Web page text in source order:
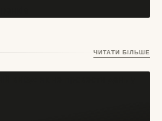
Нідароського собору,
місто каналів, прозорого озера
ЧИТАТИ БІЛЬШЕ